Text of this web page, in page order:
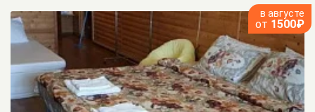
в августе
от 1500₽